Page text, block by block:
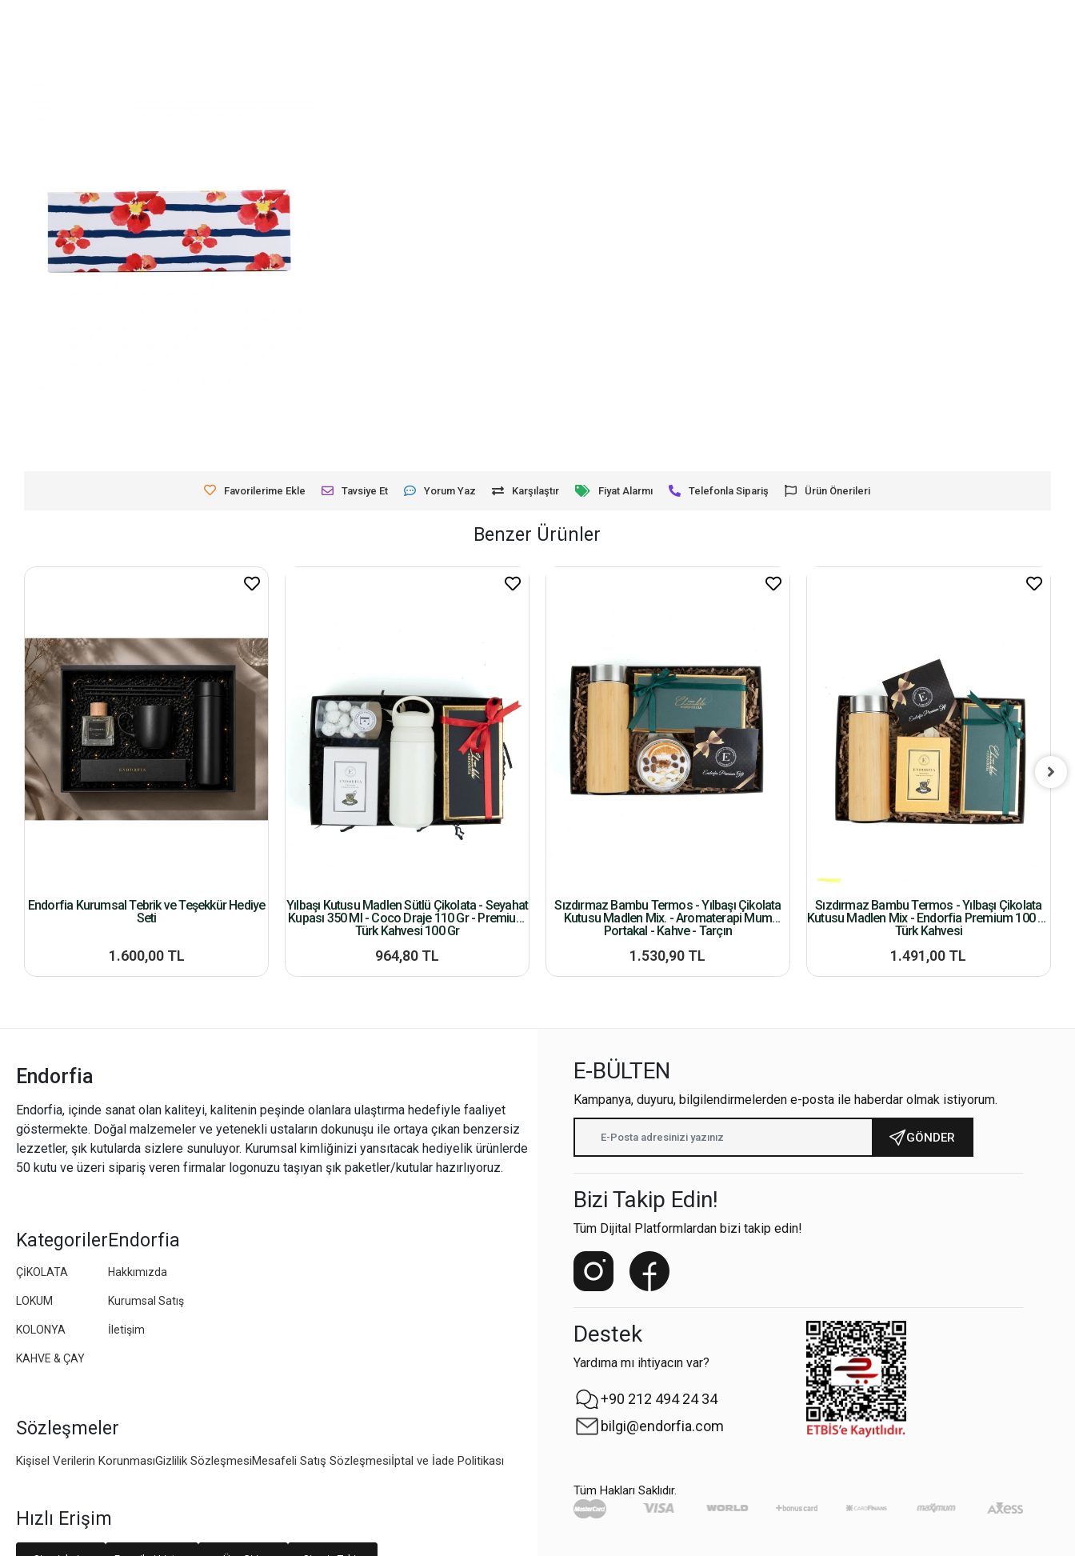
Favorilerime Ekle Tavsiye Et Yorum Yaz Karşılaştır Fiyat Alarmı Telefonla Sipariş Ürün Önerileri
Benzer Ürünler
Endorfia Kurumsal Tebrik ve Teşekkür Hediye
Seti
1.600,00 TL
Yılbaşı Kutusu Madlen Sütlü Çikolata - Seyahat
Kupası 350 Ml - Coco Draje 110 Gr - Premium
Türk Kahvesi 100 Gr
964,80 TL
Sızdırmaz Bambu Termos - Yılbaşı Çikolata
Kutusu Madlen Mix. - Aromaterapi Mum
Portakal - Kahve - Tarçın
1.530,90 TL
Sızdırmaz Bambu Termos - Yılbaşı Çikolata
Kutusu Madlen Mix - Endorfia Premium 100 Gr
Türk Kahvesi
1.491,00 TL
Endorfia
Endorfia, içinde sanat olan kaliteyi, kalitenin peşinde olanlara ulaştırma hedefiyle faaliyet
göstermekte. Doğal malzemeler ve yetenekli ustaların dokunuşu ile ortaya çıkan benzersiz
lezzetler, şık kutularda sizlere sunuluyor. Kurumsal kimliğinizi yansıtacak hediyelik ürünlerde
50 kutu ve üzeri sipariş veren firmalar logonuzu taşıyan şık paketler/kutular hazırlıyoruz.
Kategoriler
ÇİKOLATA
LOKUM
KOLONYA
KAHVE & ÇAY
Endorfia
Hakkımızda
Kurumsal Satış
İletişim
Sözleşmeler
Kişisel Verilerin KorunmasıGizlilik SözleşmesiMesafeli Satış Sözleşmesiİptal ve İade Politikası
Hızlı Erişim
E-BÜLTEN
Kampanya, duyuru, bilgilendirmelerden e-posta ile haberdar olmak istiyorum.
GÖNDER
Bizi Takip Edin!
Tüm Dijital Platformlardan bizi takip edin!
Destek
Yardıma mı ihtiyacın var?
+90 212 494 24 34
bilgi@endorfia.com
Tüm Hakları Saklıdır.